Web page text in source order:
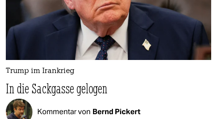
Trump im Irankrieg
In die Sackgasse gelogen
Kommentar von Bernd Pickert